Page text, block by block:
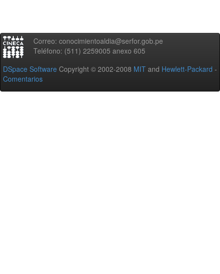
Correo: conocimientoaldia@serfor.gob.pe
Teléfono: (511) 2259005 anexo 605
DSpace Software Copyright © 2002-2008 MIT and Hewlett-Packard -
Comentarios